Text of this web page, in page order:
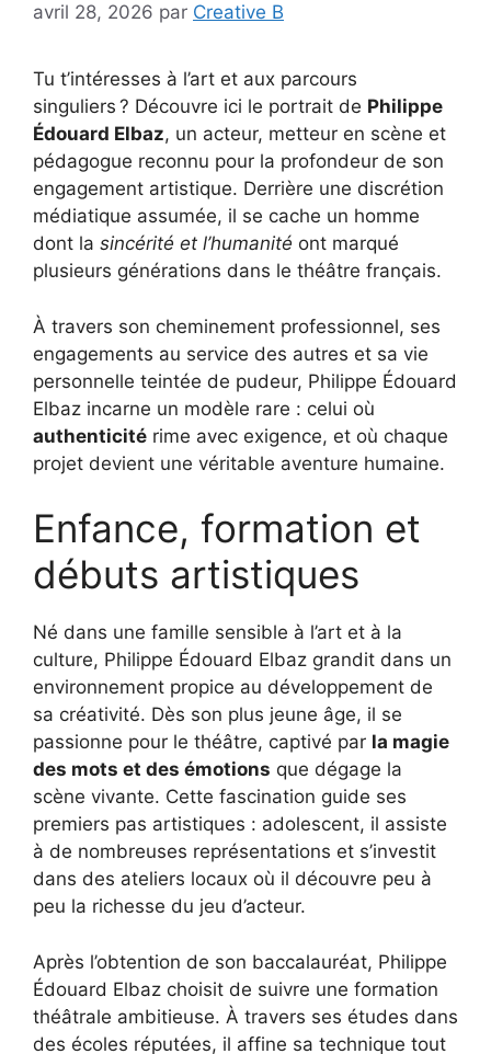
avril 28, 2026 par Creative B
Tu t’intéresses à l’art et aux parcours
singuliers ? Découvre ici le portrait de Philippe
Édouard Elbaz, un acteur, metteur en scène et
pédagogue reconnu pour la profondeur de son
engagement artistique. Derrière une discrétion
médiatique assumée, il se cache un homme
dont la sincérité et l’humanité ont marqué
plusieurs générations dans le théâtre français.
À travers son cheminement professionnel, ses
engagements au service des autres et sa vie
personnelle teintée de pudeur, Philippe Édouard
Elbaz incarne un modèle rare : celui où
authenticité rime avec exigence, et où chaque
projet devient une véritable aventure humaine.
Enfance, formation et
débuts artistiques
Né dans une famille sensible à l’art et à la
culture, Philippe Édouard Elbaz grandit dans un
environnement propice au développement de
sa créativité. Dès son plus jeune âge, il se
passionne pour le théâtre, captivé par la magie
des mots et des émotions que dégage la
scène vivante. Cette fascination guide ses
premiers pas artistiques : adolescent, il assiste
à de nombreuses représentations et s’investit
dans des ateliers locaux où il découvre peu à
peu la richesse du jeu d’acteur.
Après l’obtention de son baccalauréat, Philippe
Édouard Elbaz choisit de suivre une formation
théâtrale ambitieuse. À travers ses études dans
des écoles réputées, il affine sa technique tout